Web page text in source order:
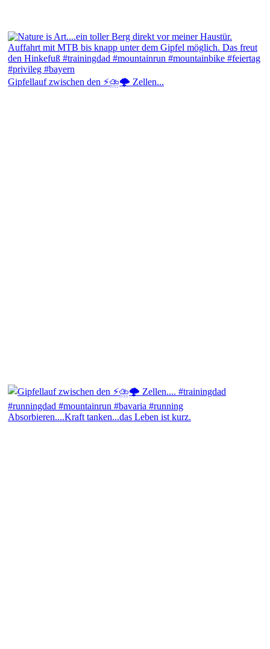
Gipfellauf zwischen den ⚡⛈️🌩️ Zellen...
Absorbieren....Kraft tanken...das Leben ist kurz.